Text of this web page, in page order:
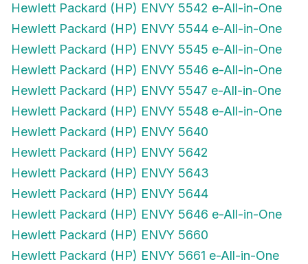
Hewlett Packard (HP) ENVY 5542 e-All-in-One
Hewlett Packard (HP) ENVY 5544 e-All-in-One
Hewlett Packard (HP) ENVY 5545 e-All-in-One
Hewlett Packard (HP) ENVY 5546 e-All-in-One
Hewlett Packard (HP) ENVY 5547 e-All-in-One
Hewlett Packard (HP) ENVY 5548 e-All-in-One
Hewlett Packard (HP) ENVY 5640
Hewlett Packard (HP) ENVY 5642
Hewlett Packard (HP) ENVY 5643
Hewlett Packard (HP) ENVY 5644
Hewlett Packard (HP) ENVY 5646 e-All-in-One
Hewlett Packard (HP) ENVY 5660
Hewlett Packard (HP) ENVY 5661 e-All-in-One